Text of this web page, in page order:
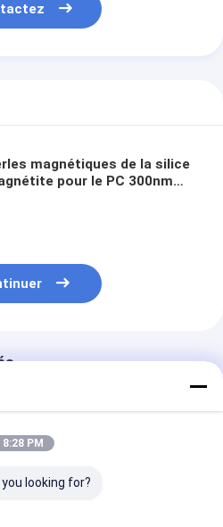
magnétiques de la silice
pour le PC 300nm
8:28 PM
looking for?